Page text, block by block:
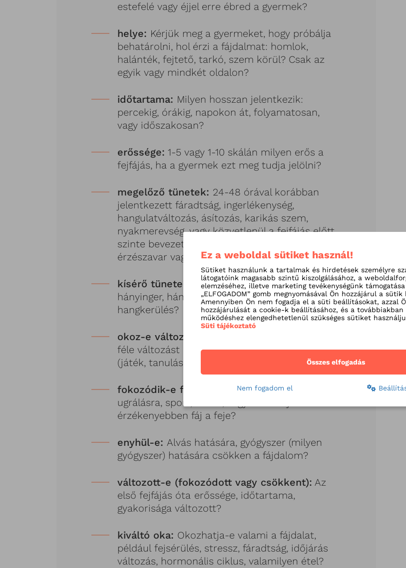
estefelé vagy éjjel erre ébred a gyermek?
helye: Kérjük meg a gyermeket, hogy próbálja
behatárolni, hol érzi a fájdalmat: homlok,
halánték, fejtető, tarkó, szem körül? Csak az
egyik vagy mindkét oldalon?
időtartama: Milyen hosszan jelentkezik:
percekig, órákig, napokon át, folyamatosan,
vagy időszakosan?
erőssége: 1-5 vagy 1-10 skálán milyen erős a
fejfájás, ha a gyermek ezt meg tudja jelölni?
megelőző tünetek: 24-48 órával korábban
jelentkezett fáradtság, ingerlékenység,
hangulatváltozás, ásítozás, karikás szem,
nyakmerevség, vagy közvetlenül a fejfájás előtt,
szinte bevezető tünetként: látászavar,
érzészavar vagy beszédzavar?
kísérő tünetek:
Fejfájás közben jelentkezik
hányinger, hányás, szédülés, fénykerülés,
hangkerülés?
okoz-e változást:
féle változást a szokásos tevékenységben
(játék, tanulás, viselkedés)?
fokozódik-e fizikai aktivitásra:Mozgásra,
ugrálásra, sport, előre-, vagy hátrahajlásra
érzékenyebben fáj a feje?
enyhül-e:Alvás hatására, gyógyszer (milyen
gyógyszer) hatására csökken a fájdalom?
változott-e (fokozódott vagy csökkent): Az
első fejfájás óta erőssége, időtartama,
gyakorisága változott?
kiváltó oka: Okozhatja-e valami a fájdalat,
például fejsérülés, stressz, fáradtság, időjárás
változás, hormonális ciklus, valamilyen étel?
Ez a weboldal sütiket használ!
Sütiket használunk a tartalmak és hirdetések személyre
látogatóink magasabb szintű kiszolgálásához, a
elemzéséhez, illetve marketing tevékenységünk
„ELFOGADOM” gomb megnyomásával Ön hozzájárul a
Amennyiben Ön nem fogadja el a süti beállításokat, azzal
hozzájárulását a cookie-k beállításához, és a továbbiakban
működéshez elengedhetetlenül szükséges sütiket
Süti tájékoztató
Összes elfogadás
Nem fogadom el